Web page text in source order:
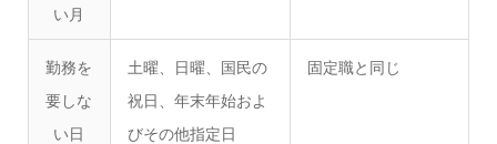
い月
勤務を
要しな
い日
土曜、日曜、国民の
祝日、年末年始およ
びその他指定日
固定職と同じ